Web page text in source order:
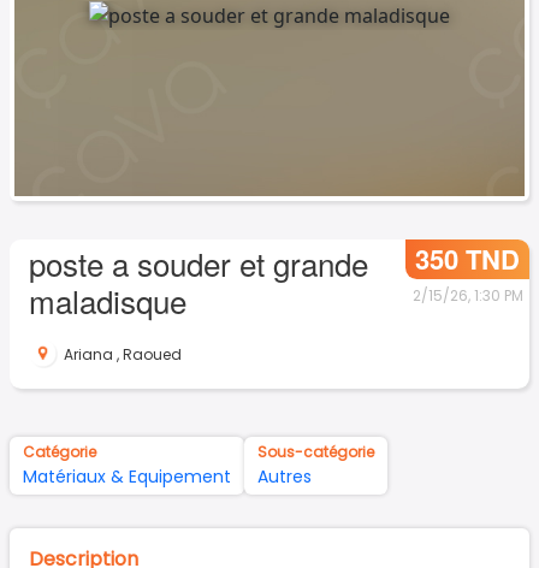
poste a souder et grande
maladisque
350 TND
2/15/26, 1:30 PM
Ariana ,Raoued
Catégorie
Matériaux & Equipement
Sous-catégorie
Autres
Description